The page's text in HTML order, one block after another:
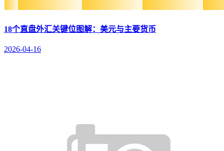
18个直盘外汇关键位图解：美元与主要货币
2026-04-16